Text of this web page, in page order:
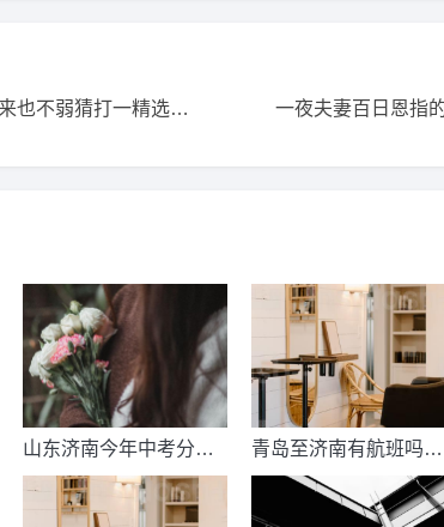
二五回头今中采，五不旺来也不弱猜打一精选准确生肖，词语释义落实解释
山东济南今年中考分数
线出来了吗？济南中考
总分多少？
青岛至济南有航班吗？
青岛到济南的高铁票多
钱？